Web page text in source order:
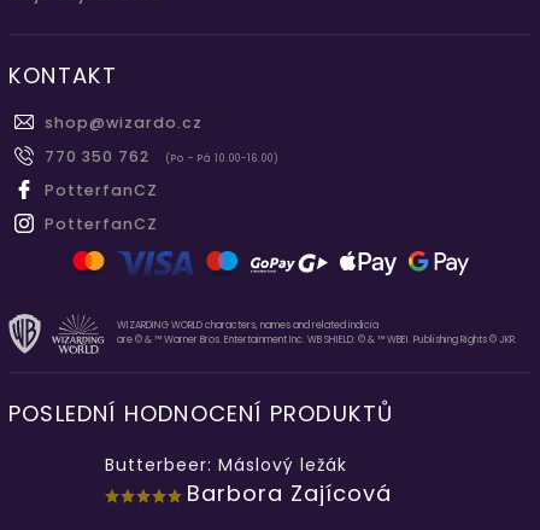
KONTAKT
shop@wizardo.cz
770 350 762
(Po - Pá 10.00-16.00)
PotterfanCZ
PotterfanCZ
WIZARDING WORLD characters, names and related indicia
are © & ™ Warner Bros. Entertainment Inc. WB SHIELD: © & ™ WBEI. Publishing Rights © JKR.
POSLEDNÍ HODNOCENÍ PRODUKTŮ
Butterbeer: Máslový ležák
Barbora Zajícová